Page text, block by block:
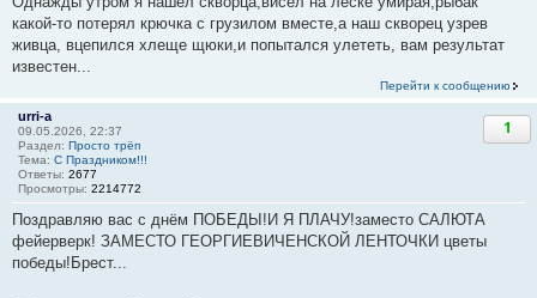
какой-то потерял крючка с грузилом вместе,а наш скворец узрев
живца, вцепился хлеще щюки,и попытался улететь, вам результат
известен...
Перейти к сообщению
urri-a
09.05.2026, 22:37
Раздел: Просто трёп
Тема: С Праздником!!!
Ответы: 2677
Просмотры: 2214772
1
Поздравляю вас с днём ПОБЕДЫ!И Я ПЛАЧУ!заместо САЛЮТА
фейерверк! ЗАМЕСТО ГЕОРГИЕВИЧЕНСКОЙ ЛЕНТОЧКИ цветы
победы!Брест...